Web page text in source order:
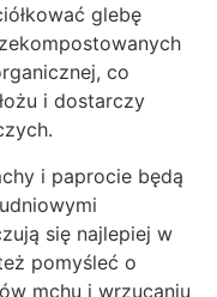
glebę
co
i dostarczy
i paprocie będą
się najlepiej w
pomyśleć o
mchu i wrzucaniu